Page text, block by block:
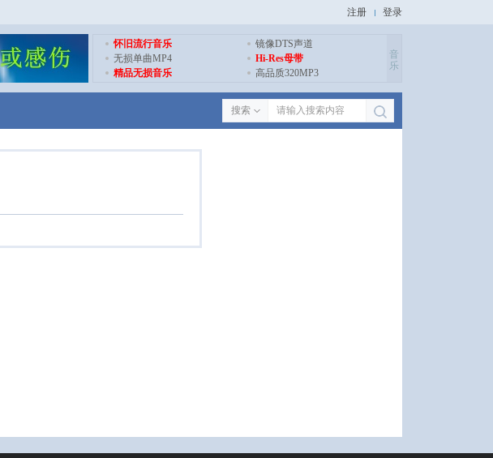
注册 登录
怀旧流行音乐
镜像DTS声道
无损单曲MP4
Hi-Res母带
精品无损音乐
高品质320MP3
音
乐
搜索